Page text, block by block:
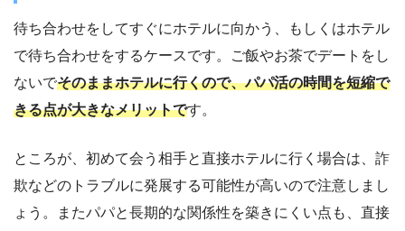
待ち合わせをしてすぐにホテルに向かう、もしくはホテル
で待ち合わせをするケースです。ご飯やお茶でデートをし
ないでそのままホテルに行くので、パパ活の時間を短縮で
きる点が大きなメリットです。
ところが、初めて会う相手と直接ホテルに行く場合は、詐
欺などのトラブルに発展する可能性が高いので注意しまし
ょう。またパパと長期的な関係性を築きにくい点も、直接